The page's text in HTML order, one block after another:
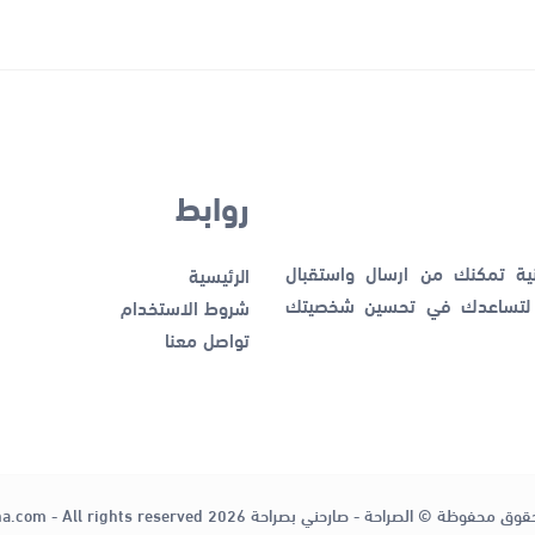
تمكنك من ارسال واستقبال
لتساعدك في تحسين شخصيتك
روابط
الرئيسية
شروط الاستخدام
تواصل معنا
محفوظة © الصراحة - صارحني بصراحة 2026 - All rights reserved